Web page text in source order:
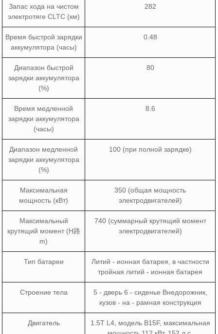
Запас хода на чистом
электротяге CLTC (км)
282
Время быстрой зарядки
аккумулятора (часы)
0.48
Диапазон быстрой
зарядки аккумулятора
(%)
80
Время медленной
зарядки аккумулятора
(часы)
8.6
Диапазон медленной
зарядки аккумулятора
(%)
100 (при полной зарядке)
Максимальная
мощность (кВт)
350 (общая мощность
электродвигателей)
Максимальный
крутящий момент (Н路
m)
740 (суммарный крутящий момент
электродвигателей)
Тип батареи
Литий - ионная батарея, в частности
тройная литий - ионная батарея
Строение тела
5 - дверь 6 - сиденье Внедорожник,
кузов - на - рамная конструкция
Двигатель
1.5T L4, модель B15F, максимальная